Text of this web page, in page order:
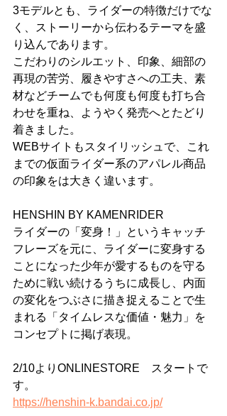
3モデルとも、ライダーの特徴だけでな
く、ストーリーから伝わるテーマを盛
り込んであります。
こだわりのシルエット、印象、細部の
再現の苦労、履きやすさへの工夫、素
材などチームでも何度も何度も打ち合
わせを重ね、ようやく発売へとたどり
着きました。
WEBサイトもスタイリッシュで、これ
までの仮面ライダー系のアパレル商品
の印象をは大きく違います。
HENSHIN BY KAMENRIDER
ライダーの「変身！」というキャッチ
フレーズを元に、ライダーに変身する
ことになった少年が愛するものを守る
ために戦い続けるうちに成長し、内面
の変化をつぶさに描き捉えることで生
まれる「タイムレスな価値・魅力」を
コンセプトに掲げ表現。
2/10よりONLINESTORE　スタートで
す。
https://henshin-k.bandai.co.jp/